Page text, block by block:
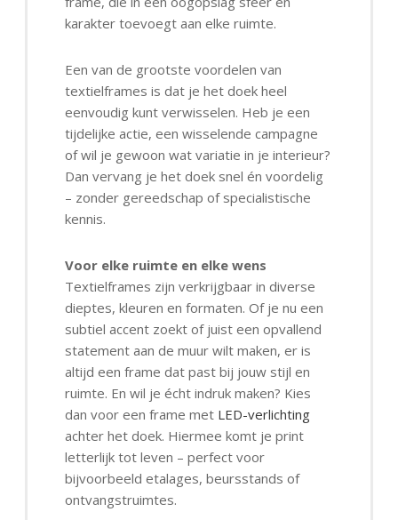
karakter toevoegt aan elke ruimte.
Een van de grootste voordelen van
textielframes is dat je het doek heel
eenvoudig kunt verwisselen. Heb je een
tijdelijke actie, een wisselende campagne
of wil je gewoon wat variatie in je interieur?
Dan vervang je het doek snel én voordelig
– zonder gereedschap of specialistische
kennis.
Voor elke ruimte en elke wens
Textielframes zijn verkrijgbaar in diverse
dieptes, kleuren en formaten. Of je nu een
subtiel accent zoekt of juist een opvallend
statement aan de muur wilt maken, er is
altijd een frame dat past bij jouw stijl en
ruimte. En wil je écht indruk maken? Kies
dan voor een frame met LED-verlichting
achter het doek. Hiermee komt je print
letterlijk tot leven – perfect voor
bijvoorbeeld etalages, beursstands of
ontvangstruimtes.